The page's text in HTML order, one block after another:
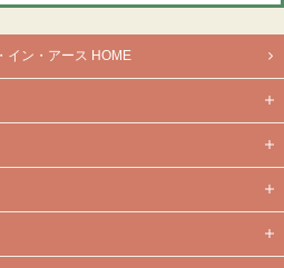
イン・アース HOME